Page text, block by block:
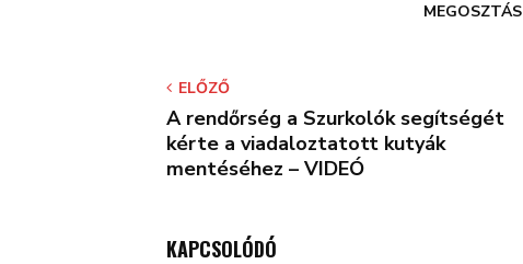
MEGOSZTÁS
ELŐZŐ
A rendőrség a Szurkolók segítségét
kérte a viadaloztatott kutyák
mentéséhez – VIDEÓ
KAPCSOLÓDÓ